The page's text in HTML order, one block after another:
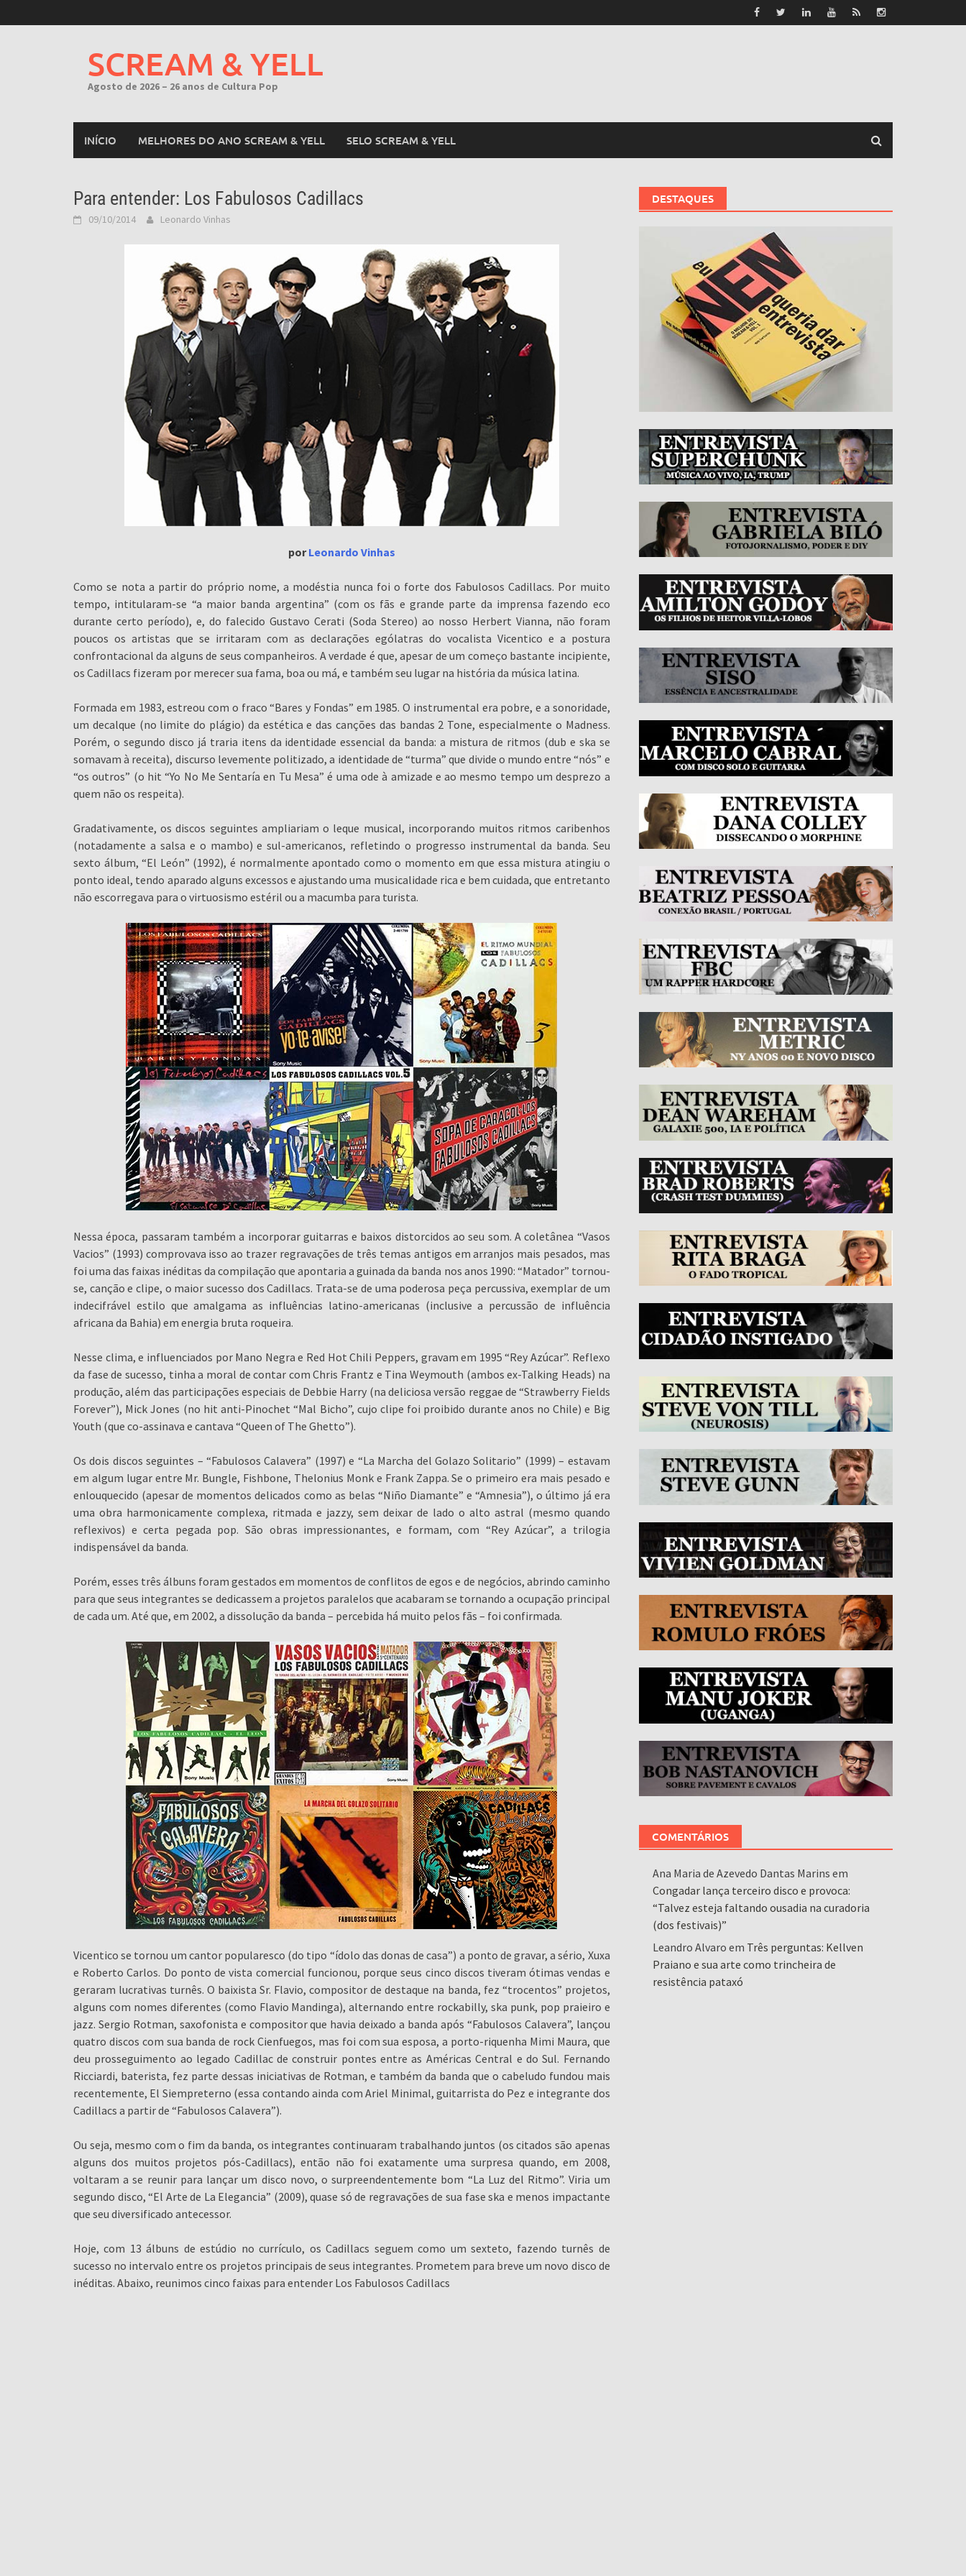
to
SCREAM & YELL
Agosto de 2026 – 26 anos de Cultura Pop
INÍCIO MELHORES DO ANO SCREAM & YELL SELO SCREAM & YELL
Para entender: Los Fabulosos Cadillacs
09/10/2014 Leonardo Vinhas
porLeonardo Vinhas
Como se nota a partir do próprio nome, a modéstia nunca foi o forte dos Fabulosos Cadillacs. Por muito
tempo, intitularam-se “a maior banda argentina” (com os fãs e grande parte da imprensa fazendo eco
durante certo período), e, do falecido Gustavo Cerati (Soda Stereo) ao nosso Herbert Vianna, não foram
poucos os artistas que se irritaram com as declarações ególatras do vocalista Vicentico e a postura
confrontacional da alguns de seus companheiros. A verdade é que, apesar de um começo bastante incipiente,
os Cadillacs fizeram por merecer sua fama, boa ou má, e também seu lugar na história da música latina.
Formada em 1983, estreou com o fraco “Bares y Fondas” em 1985. O instrumental era pobre, e a sonoridade,
um decalque (no limite do plágio) da estética e das canções das bandas 2 Tone, especialmente o Madness.
Porém, o segundo disco já traria itens da identidade essencial da banda: a mistura de ritmos (dub e ska se
somavam à receita), discurso levemente politizado, a identidade de “turma” que divide o mundo entre “nós” e
“os outros” (o hit “Yo No Me Sentaría en Tu Mesa” é uma ode à amizade e ao mesmo tempo um desprezo a
quem não os respeita).
Gradativamente, os discos seguintes ampliariam o leque musical, incorporando muitos ritmos caribenhos
(notadamente a salsa e o mambo) e sul-americanos, refletindo o progresso instrumental da banda. Seu
sexto álbum, “El León” (1992), é normalmente apontado como o momento em que essa mistura atingiu o
ponto ideal, tendo aparado alguns excessos e ajustando uma musicalidade rica e bem cuidada, que entretanto
não escorregava para o virtuosismo estéril ou a macumba para turista.
Nessa época, passaram também a incorporar guitarras e baixos distorcidos ao seu som. A coletânea “Vasos
Vacios” (1993) comprovava isso ao trazer regravações de três temas antigos em arranjos mais pesados, mas
foi uma das faixas inéditas da compilação que apontaria a guinada da banda nos anos 1990: “Matador” tornou-
se, canção e clipe, o maior sucesso dos Cadillacs. Trata-se de uma poderosa peça percussiva, exemplar de um
indecifrável estilo que amalgama as influências latino-americanas (inclusive a percussão de influência
africana da Bahia) em energia bruta roqueira.
Nesse clima, e influenciados por Mano Negra e Red Hot Chili Peppers, gravam em 1995 “Rey Azúcar”. Reflexo
da fase de sucesso, tinha a moral de contar com Chris Frantz e Tina Weymouth (ambos ex-Talking Heads) na
produção, além das participações especiais de Debbie Harry (na deliciosa versão reggae de “Strawberry Fields
Forever”), Mick Jones (no hit anti-Pinochet “Mal Bicho”, cujo clipe foi proibido durante anos no Chile) e Big
Youth (que co-assinava e cantava “Queen of The Ghetto”).
Os dois discos seguintes – “Fabulosos Calavera” (1997) e “La Marcha del Golazo Solitario” (1999) – estavam
em algum lugar entre Mr. Bungle, Fishbone, Thelonius Monk e Frank Zappa. Se o primeiro era mais pesado e
enlouquecido (apesar de momentos delicados como as belas “Niño Diamante” e “Amnesia”), o último já era
uma obra harmonicamente complexa, ritmada e jazzy, sem deixar de lado o alto astral (mesmo quando
reflexivos) e certa pegada pop. São obras impressionantes, e formam, com “Rey Azúcar”, a trilogia
indispensável da banda.
Porém, esses três álbuns foram gestados em momentos de conflitos de egos e de negócios, abrindo caminho
para que seus integrantes se dedicassem a projetos paralelos que acabaram se tornando a ocupação principal
de cada um. Até que, em 2002, a dissolução da banda – percebida há muito pelos fãs – foi confirmada.
Vicentico se tornou um cantor popularesco (do tipo “ídolo das donas de casa”) a ponto de gravar, a sério, Xuxa
e Roberto Carlos. Do ponto de vista comercial funcionou, porque seus cinco discos tiveram ótimas vendas e
geraram lucrativas turnês. O baixista Sr. Flavio, compositor de destaque na banda, fez “trocentos” projetos,
alguns com nomes diferentes (como Flavio Mandinga), alternando entre rockabilly, ska punk, pop praieiro e
jazz. Sergio Rotman, saxofonista e compositor que havia deixado a banda após “Fabulosos Calavera”, lançou
quatro discos com sua banda de rock Cienfuegos, mas foi com sua esposa, a porto-riquenha Mimi Maura, que
deu prosseguimento ao legado Cadillac de construir pontes entre as Américas Central e do Sul. Fernando
Ricciardi, baterista, fez parte dessas iniciativas de Rotman, e também da banda que o cabeludo fundou mais
recentemente, El Siempreterno (essa contando ainda com Ariel Minimal, guitarrista do Pez e integrante dos
Cadillacs a partir de “Fabulosos Calavera”).
Ou seja, mesmo com o fim da banda, os integrantes continuaram trabalhando juntos (os citados são apenas
alguns dos muitos projetos pós-Cadillacs), então não foi exatamente uma surpresa quando, em 2008,
voltaram a se reunir para lançar um disco novo, o surpreendentemente bom “La Luz del Ritmo”. Viria um
segundo disco, “El Arte de La Elegancia” (2009), quase só de regravações de sua fase ska e menos impactante
que seu diversificado antecessor.
Hoje, com 13 álbuns de estúdio no currículo, os Cadillacs seguem como um sexteto, fazendo turnês de
sucesso no intervalo entre os projetos principais de seus integrantes. Prometem para breve um novo disco de
inéditas. Abaixo, reunimos cinco faixas para entender Los Fabulosos Cadillacs
DESTAQUES
COMENTÁRIOS
Ana Maria de Azevedo Dantas Marins em
Congadar lança terceiro disco e provoca:
“Talvez esteja faltando ousadia na curadoria
(dos festivais)”
Leandro Alvaro em Três perguntas: Kellven
Praiano e sua arte como trincheira de
resistência pataxó